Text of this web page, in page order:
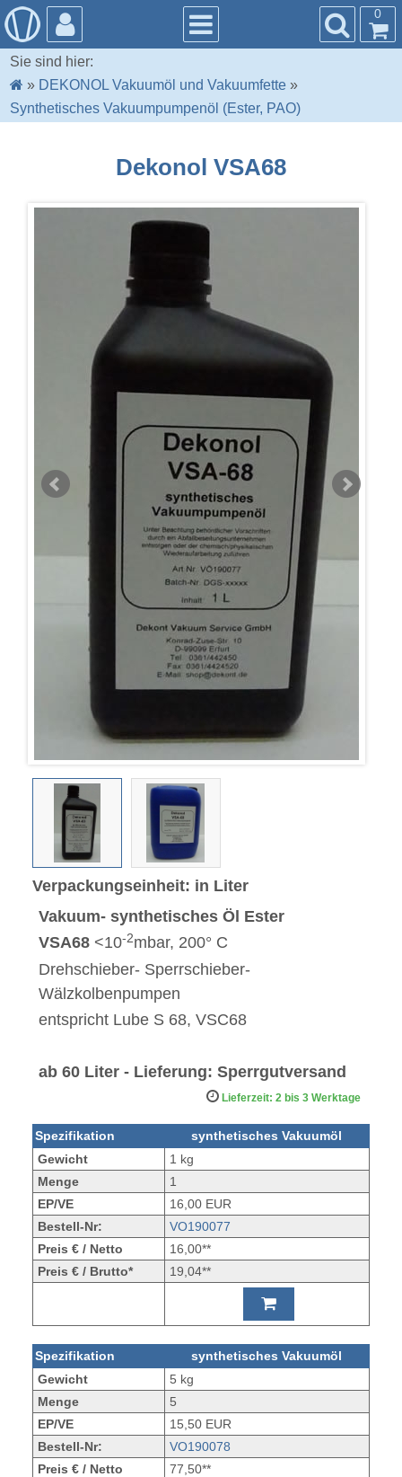
0
Sie sind hier:
» DEKONOL Vakuumöl und Vakuumfette »
Synthetisches Vakuumpumpenöl (Ester, PAO)
Dekonol VSA68
Verpackungseinheit: in Liter
Vakuum- synthetisches Öl Ester
VSA68 <10-2mbar, 200° C
Drehschieber- Sperrschieber-
Wälzkolbenpumpen
entspricht Lube S 68, VSC68
ab 60 Liter - Lieferung: Sperrgutversand
Lieferzeit: 2 bis 3 Werktage
Spezifikation
synthetisches Vakuumöl
Gewicht
1 kg
Menge
1
EP/VE
16,00 EUR
Bestell-Nr:
VO190077
Preis € / Netto
16,00**
Preis € / Brutto*
19,04**
Spezifikation
synthetisches Vakuumöl
Gewicht
5 kg
Menge
5
EP/VE
15,50 EUR
Bestell-Nr:
VO190078
Preis € / Netto
77,50**